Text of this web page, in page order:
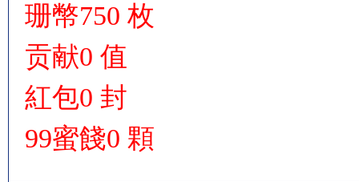
珊幣750 枚
贡献0 值
紅包0 封
99蜜餞0 顆